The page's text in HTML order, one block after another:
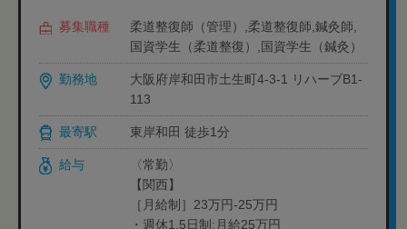
募集職種
柔道整復師（管理）,柔道整復師,鍼灸師,
国資学生（柔道整復）,国資学生（鍼灸）
勤務地
大阪府岸和田市土生町4-3-1 リハーブB1-
113
最寄駅 東岸和田 徒歩1分
給与
〈常勤〉
【関西】
［月給制］23万円-25万円
・週休1.5日制:月給25万円